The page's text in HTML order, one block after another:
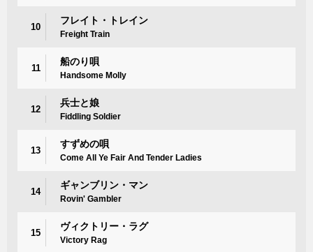
10
フレイト・トレイン
Freight Train
11
船のり唄
Handsome Molly
12
兵士と娘
Fiddling Soldier
13
すずめの唄
Come All Ye Fair And Tender Ladies
14
ギャンブリン・マン
Rovin' Gambler
15
ヴィクトリー・ラグ
Victory Rag